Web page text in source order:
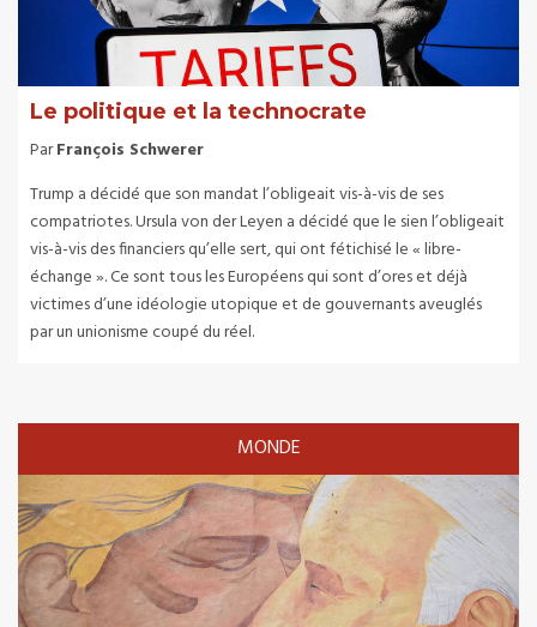
Le politique et la technocrate
ParFrançois Schwerer
Trump a décidé que son mandat l’obligeait vis-à-vis de ses
compatriotes. Ursula von der Leyen a décidé que le sien l’obligeait
vis-à-vis des financiers qu’elle sert, qui ont fétichisé le « libre-
échange ». Ce sont tous les Européens qui sont d’ores et déjà
victimes d’une idéologie utopique et de gouvernants aveuglés
par un unionisme coupé du réel.
MONDE